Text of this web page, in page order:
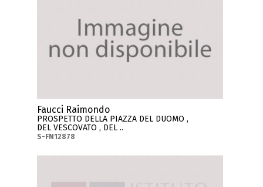
Faucci Raimondo
PROSPETTO DELLA PIAZZA DEL DUOMO ,
DEL VESCOVATO , DEL ..
S-FN12878